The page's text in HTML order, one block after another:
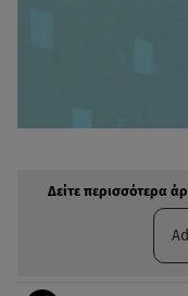
Δείτε περισσότερα